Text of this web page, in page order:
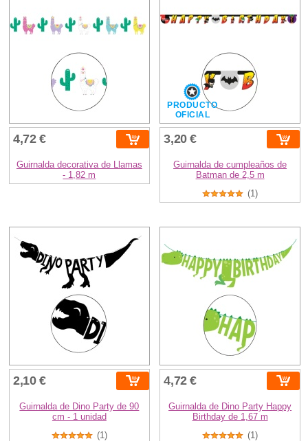
4,72 €
Guirnalda decorativa de Llamas
- 1,82 m
PRODUCTO
OFICIAL
3,20 €
Guirnalda de cumpleaños de
Batman de 2,5 m
(1)
2,10 €
Guirnalda de Dino Party de 90
cm - 1 unidad
(1)
4,72 €
Guirnalda de Dino Party Happy
Birthday de 1,67 m
(1)